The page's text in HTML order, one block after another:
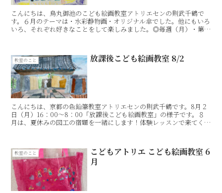
こんにちは、烏丸御池のこども絵画教室アトリエセンの則武千鶴で
す。６月のテーマは・水彩静物画・オリジナル傘でした。他にもいろ
いろ、それぞれ好きなことをして楽しみました。◎毎週（月）・第
教室のこと 放課後こども絵画教室 8/2
こんにちは、京都の色鉛筆教室アトリエセンの則武千鶴です。8月２
日（月）16：00〜8：00「放課後こども絵画教室」の様子です。８
月は、夏休みの図工の宿題を一緒にします！体験レッスンで来てくれ
教室のこと
こどもアトリエ こども絵画教室 6
月